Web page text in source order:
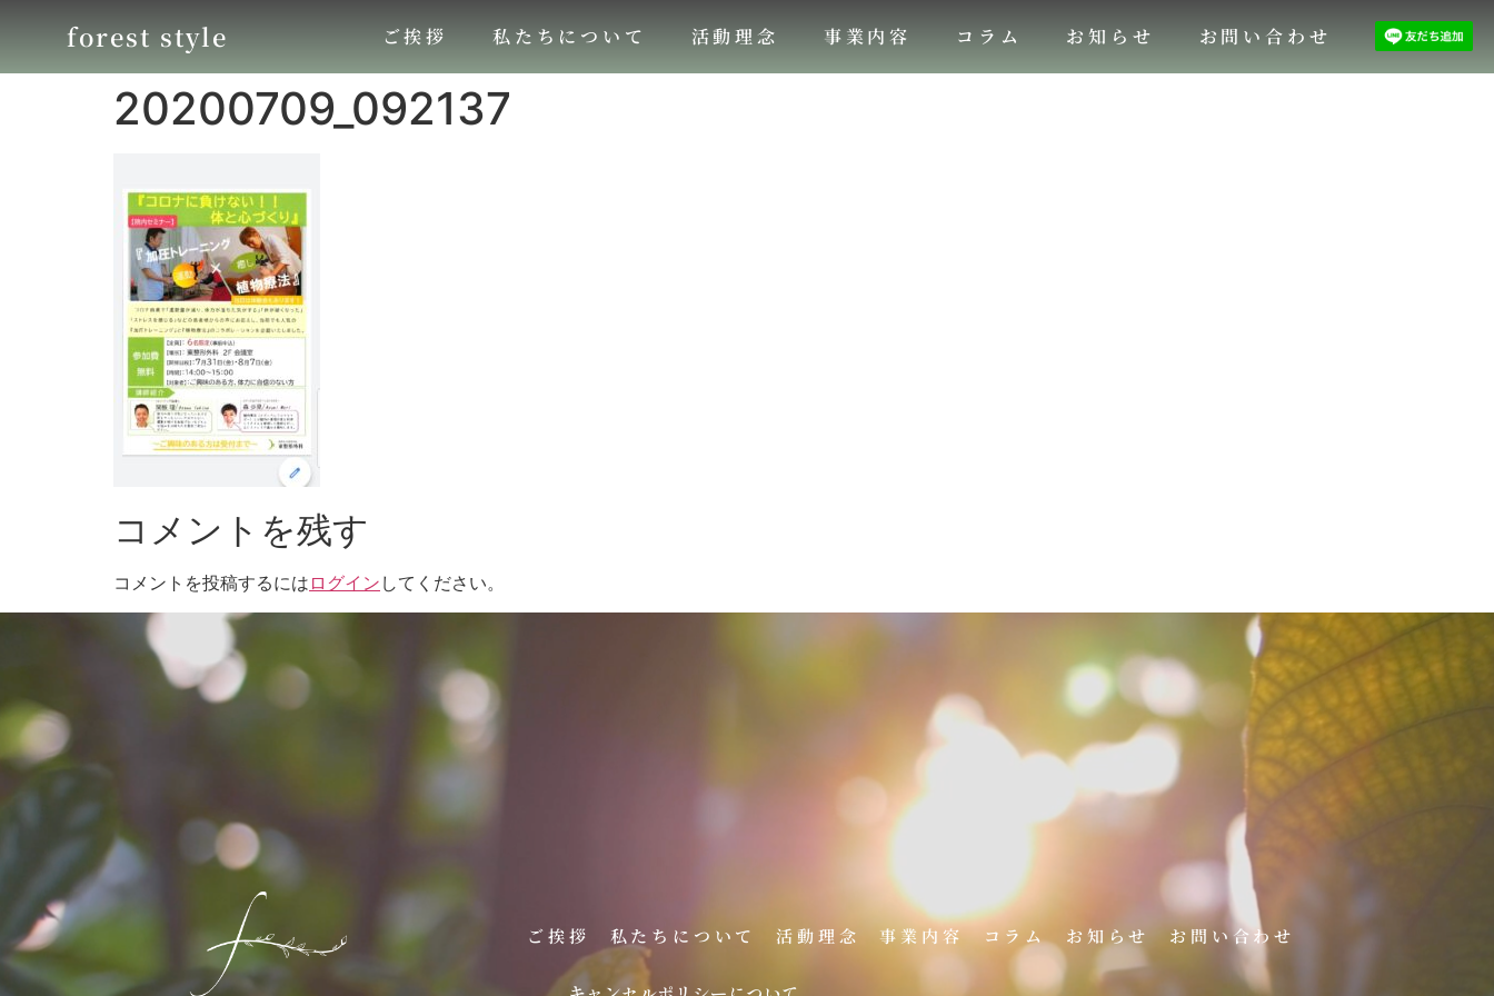
forest style ご挨拶 私たちについて 活動理念 事業内容 コラム お知らせ お問い合わせ
20200709_092137
コメントを残す
コメントを投稿するには ログイン してください。
ご挨拶 私たちについて 活動理念 事業内容 コラム お知らせ お問い合わせ